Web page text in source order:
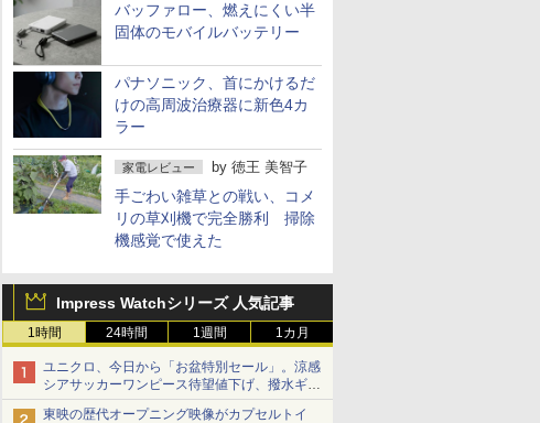
バッファロー、燃えにくい半
固体のモバイルバッテリー
パナソニック、首にかけるだ
けの高周波治療器に新色4カ
ラー
家電レビュー by 徳王 美智子
手ごわい雑草との戦い、コメ
リの草刈機で完全勝利 掃除
機感覚で使えた
Impress Watchシリーズ 人気記事
1時間 24時間 1週間 1カ月
ユニクロ、今日から「お盆特別セール」。涼感
シアサッカーワンピース待望値下げ、撥水ギア
ショーツは1990円に
東映の歴代オープニング映像がカプセルトイ